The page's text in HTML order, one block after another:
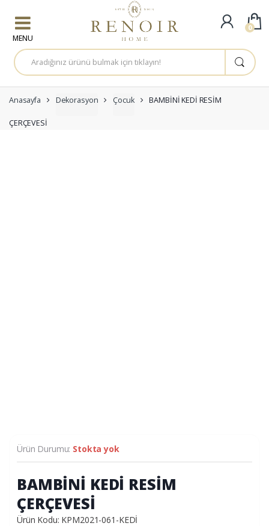
A
r
a
a
:
Anasayfa Dekorasyon Çocuk BAMBİNİ KEDİ RESİM
ÇERÇEVESİ
Ürün Durumu: Stokta yok
BAMBİNİ KEDİ RESİM
ÇERÇEVESİ
Ürün Kodu: KPM2021-061-KEDİ
0